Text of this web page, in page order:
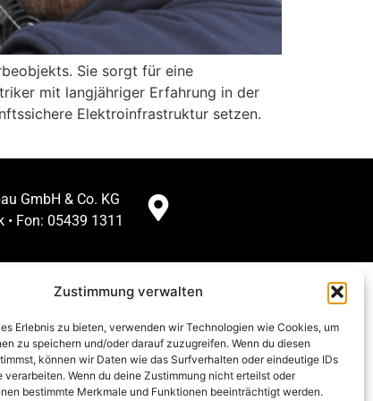
Zustimmung verwalten
Erlebnis zu bieten, verwenden wir Technologien wie Cookies, um
zu speichern und/oder darauf zuzugreifen. Wenn du diesen
können wir Daten wie das Surfverhalten oder eindeutige IDs
verarbeiten. Wenn du deine Zustimmung nicht erteilst oder
bestimmte Merkmale und Funktionen beeinträchtigt werden.
Sie sorgt für eine
mit langjähriger Erfahrung in der
Elektroinfrastruktur setzen.
GmbH & Co. KG
• Fon: 05439 1311